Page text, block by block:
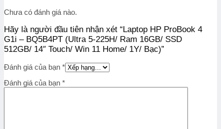
Chưa có đánh giá nào.
Hãy là người đầu tiên nhận xét “Laptop HP ProBook 4
G1i – BQ5B4PT (Ultra 5-225H/ Ram 16GB/ SSD
512GB/ 14″ Touch/ Win 11 Home/ 1Y/ Bạc)”
Đánh giá của bạn *
Đánh giá của bạn *